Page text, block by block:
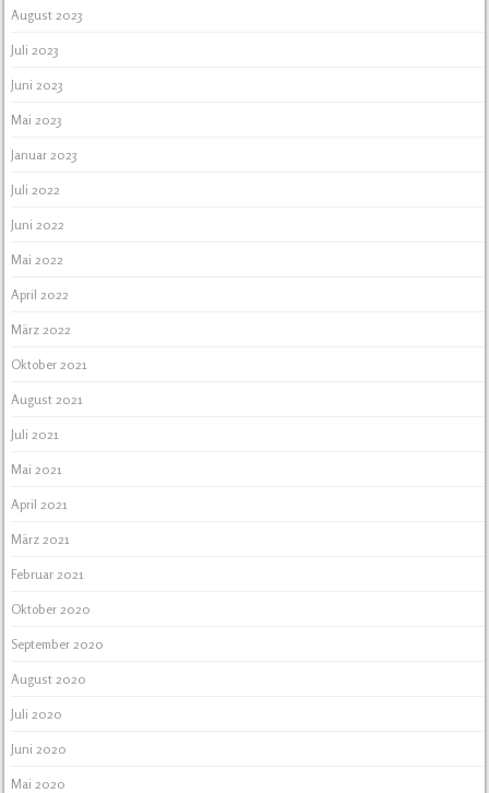
August 2023
Juli 2023
Juni 2023
Mai 2023
Januar 2023
Juli 2022
Juni 2022
Mai 2022
April 2022
März 2022
Oktober 2021
August 2021
Juli 2021
Mai 2021
April 2021
März 2021
Februar 2021
Oktober 2020
September 2020
August 2020
Juli 2020
Juni 2020
Mai 2020